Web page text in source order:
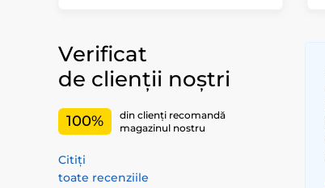
Verificat
de clienții noștri
100%
din clienți recomandă
magazinul nostru
Citiți
toate recenziile